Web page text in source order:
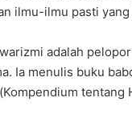
ilmu-ilmu pasti yang
adalah
Ia menulis buku
tentang